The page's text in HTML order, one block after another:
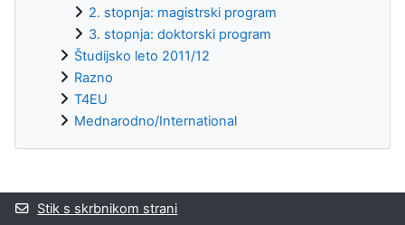
2. stopnja: magistrski program
3. stopnja: doktorski program
Študijsko leto 2011/12
Razno
T4EU
Mednarodno/International
Supplementary blocks
Stik s skrbnikom strani